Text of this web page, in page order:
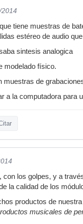
tiene muestras de
estéreo de audio
sintesis analogica
modelado físico.
muestras de
a la computadora
con los golpes, y a
la calidad de los
productos de
musicales de